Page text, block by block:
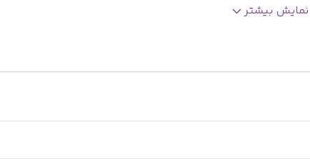
پشتیبانی از کارت حافظه
رقص نور:دارد
نمایش بیشتر